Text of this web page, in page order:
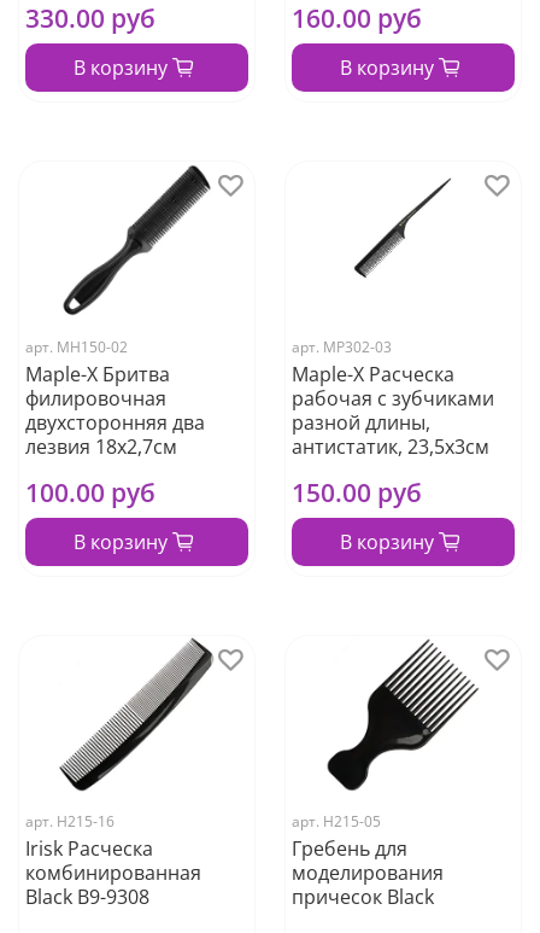
330.00 руб
В корзину
160.00 руб
В корзину
арт. МН150-02
Maple-X Бритва
филировочная
двухсторонняя два
лезвия 18х2,7см
100.00 руб
В корзину
арт. МР302-03
Maple-X Расческа
рабочая с зубчиками
разной длины,
антистатик, 23,5х3см
150.00 руб
В корзину
арт. Н215-16
Irisk Расческа
комбинированная
Black B9-9308
арт. H215-05
Гребень для
моделирования
причесок Black